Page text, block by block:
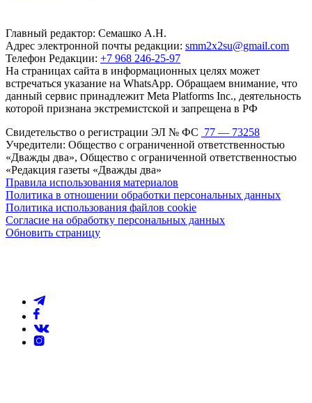
Главный редактор: Семашко А.Н.
Адрес электронной почты редакции: smm2x2su@gmail.com
Телефон Редакции: +7 968 246-25-97
На страницах сайта в информационных целях может
встречаться указание на WhatsApp. Обращаем внимание, что
данный сервис принадлежит Meta Platforms Inc., деятельность
которой признана экстремистской и запрещена в РФ
Свидетельство о регистрации ЭЛ № ФС 77 — 73258
Учредители: Общество с ограниченной ответственностью
«Дважды два», Общество с ограниченной ответственностью
«Редакция газеты «Дважды два»
Правила использования материалов
Политика в отношении обработки персональных данных
Политика использования файлов cookie
Согласие на обработку персональных данных
Обновить страницу